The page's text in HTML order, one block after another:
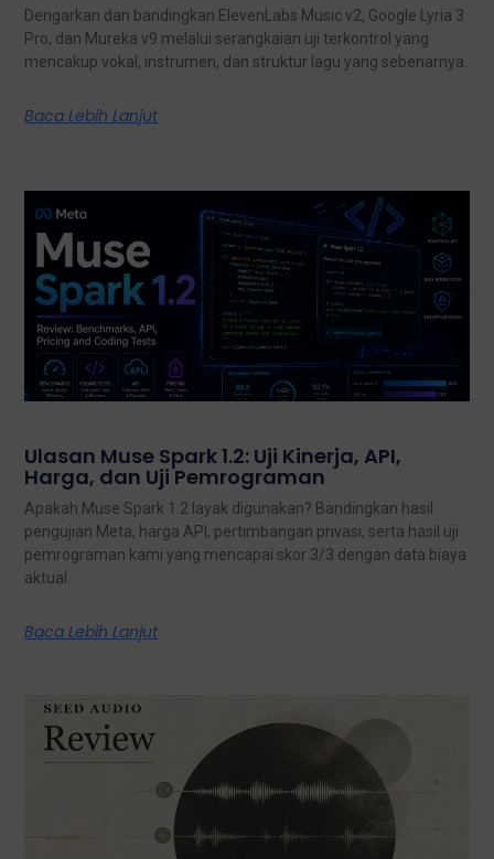
Dengarkan dan bandingkan ElevenLabs Music v2, Google Lyria 3
Pro, dan Mureka v9 melalui serangkaian uji terkontrol yang
mencakup vokal, instrumen, dan struktur lagu yang sebenarnya.
Baca Lebih Lanjut
Ulasan Muse Spark 1.2: Uji Kinerja, API,
Harga, dan Uji Pemrograman
Apakah Muse Spark 1.2 layak digunakan? Bandingkan hasil
pengujian Meta, harga API, pertimbangan privasi, serta hasil uji
pemrograman kami yang mencapai skor 3/3 dengan data biaya
aktual.
Baca Lebih Lanjut